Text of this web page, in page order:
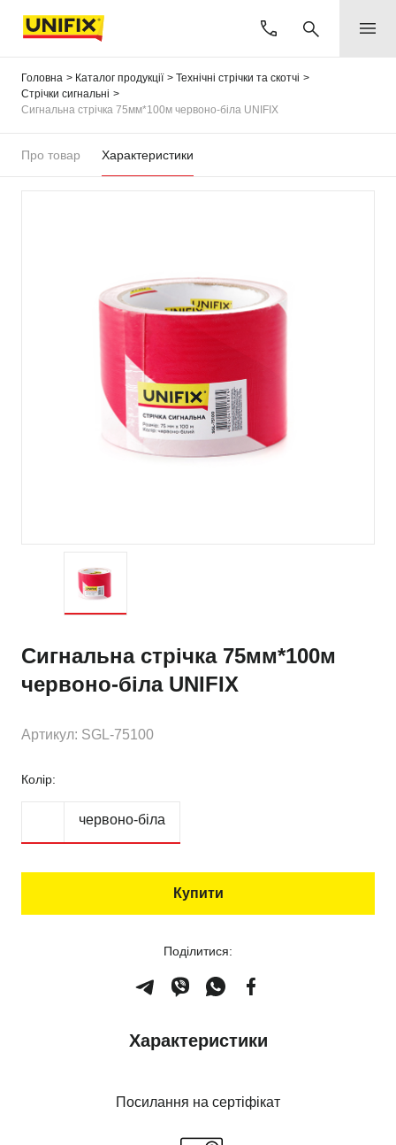
Головна Каталог продукції
Технічні стрічки та скотчі
Стрічки сигнальні
Сигнальна стрічка 75мм*100м червоно-біла UNIFIX
Про товар Характеристики
Сигнальна стрічка 75мм*100м
червоно-біла UNIFIX
Артикул: SGL-75100
Колір:
червоно-біла
Купити
Поділитися:
Характеристики
Посилання на сертіфікат